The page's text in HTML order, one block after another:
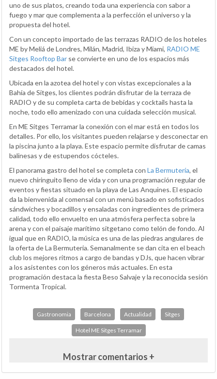
uno de sus platos, creando toda una experiencia con sabor a
fuego y mar que complementa a la perfección el universo y la
propuesta del hotel.
Con un concepto importado de las terrazas RADIO de los hoteles
ME by Meliá de Londres, Milán, Madrid, Ibiza y Miami, RADIO ME
Sitges Rooftop Bar se convierte en uno de los espacios más
destacados del hotel.
Ubicada en la azotea del hotel y con vistas excepcionales a la
Bahía de Sitges, los clientes podrán disfrutar de la terraza de
RADIO y de su completa carta de bebidas y cocktails hasta la
noche, todo ello amenizado con una cuidada selección musical.
En ME Sitges Terramar la conexión con el mar está en todos los
detalles. Por ello, los visitantes pueden relajarse y desconectar en
la piscina junto a la playa. Este espacio permite disfrutar de camas
balinesas y de estupendos cócteles.
El panorama gastro del hotel se completa con La Bermutería, el
nuevo chiringuito lleno de vida y con una programación regular de
eventos y fiestas situado en la playa de Las Anquines. El espacio
da la bienvenida al comensal con un menú basado en sofisticados
sándwiches y bocadillos y ensaladas con ingredientes de primera
calidad, todo ello envuelto en una atmósfera perfecta sobre la
arena y con el paisaje marítimo sitgetano como telón de fondo. Al
igual que en RADIO, la música es una de las piedras angulares de
la oferta de La Bermuteria. Semanalmente se dan cita en el beach
club los mejores ritmos a cargo de bandas y DJs, que hacen vibrar
a los asistentes con los géneros más actuales. En esta
programación destaca la fiesta Beso Salvaje y la reconocida sesión
Tormenta Tropical.
Gastronomia Barcelona Actualidad Sitges
Hotel ME Sitges Terramar
Mostrar comentarios +